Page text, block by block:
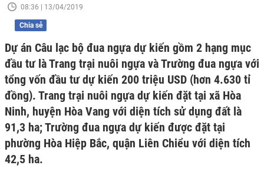
08:36 | 13/04/2019
Chia sẻ
Dự án Câu lạc bộ đua ngựa dự kiến gồm 2 hạng mục
đầu tư là Trang trại nuôi ngựa và Trường đua ngựa với
tổng vốn đầu tư dự kiến 200 triệu USD (hơn 4.630 tỉ
đồng). Trang trại nuôi ngựa dự kiến đặt tại xã Hòa
Ninh, huyện Hòa Vang với diện tích sử dụng đất là
91,3 ha; Trường đua ngựa dự kiến được đặt tại
phường Hòa Hiệp Bắc, quận Liên Chiểu với diện tích
42,5 ha.